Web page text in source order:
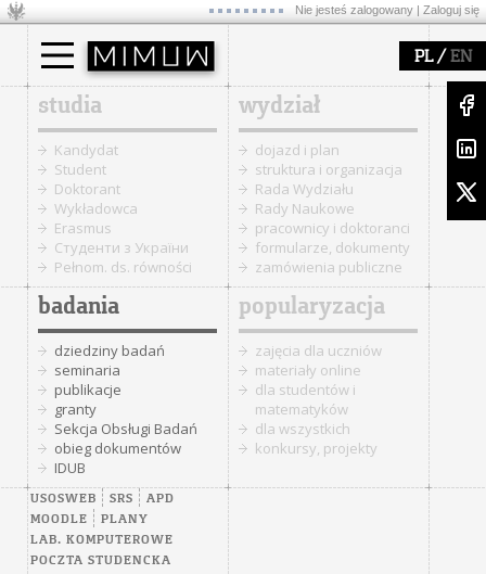
Nie jesteś zalogowany | Zaloguj się
PL/ EN
studia
Kandydat
Student
Doktorant
Wykładowca
Erasmus
Cтуденти з України
Pełnom. ds. równości
wydział
dojazd i plan
struktura i organizacja
Rada Wydziału
Rady Naukowe
pracownicy i doktoranci
formularze, dokumenty
zamówienia publiczne
badania
dziedziny badań
seminaria
publikacje
granty
Sekcja Obsługi Badań
obieg dokumentów
IDUB
popularyzacja
zajęcia dla uczniów
materiały online
dla studentów i
matematyków
dla wszystkich
konkursy, projekty
USOSWEB SRS
APD
MOODLE
PLANY
LAB. KOMPUTEROWE
POCZTA STUDENCKA